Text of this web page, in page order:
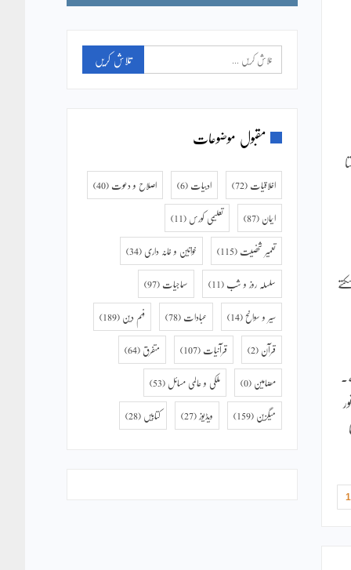
گز دوڑ سکتا
مقبول موضوعات
اخلاقیات (72) ادبیات (6) اصلاح و دعوت (40)
ایمان (87) تعلیمی کورس (11)
تعمیر شخصیت (115) خواتین و خانہ داری (34)
سلسلہ روز و شب (11) سماجیات (97)
سیر و سوانح(14) عبادات (78) فہم دین (189)
قرآن (2) قرآنیات (107) متفرق (64)
مضامین (0) ملکی و عالمی مسائل (53)
میگزین (159) ویڈیوز (27) کتابیں (28)